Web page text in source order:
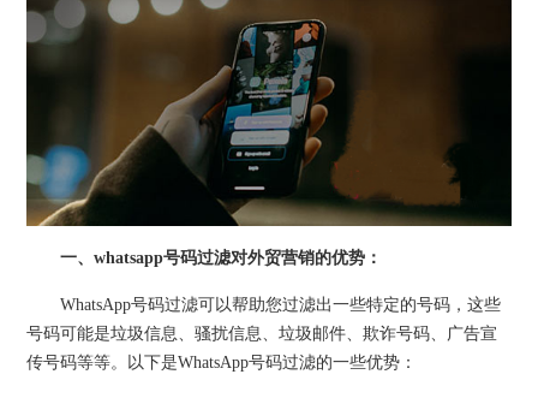
一、whatsapp号码过滤对外贸营销的优势：
WhatsApp号码过滤可以帮助您过滤出一些特定的号码，这些
号码可能是垃圾信息、骚扰信息、垃圾邮件、欺诈号码、广告宣
传号码等等。以下是WhatsApp号码过滤的一些优势：